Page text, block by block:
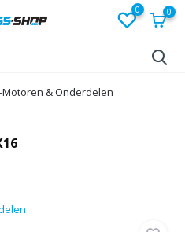
0 0
Motoren & Onderdelen